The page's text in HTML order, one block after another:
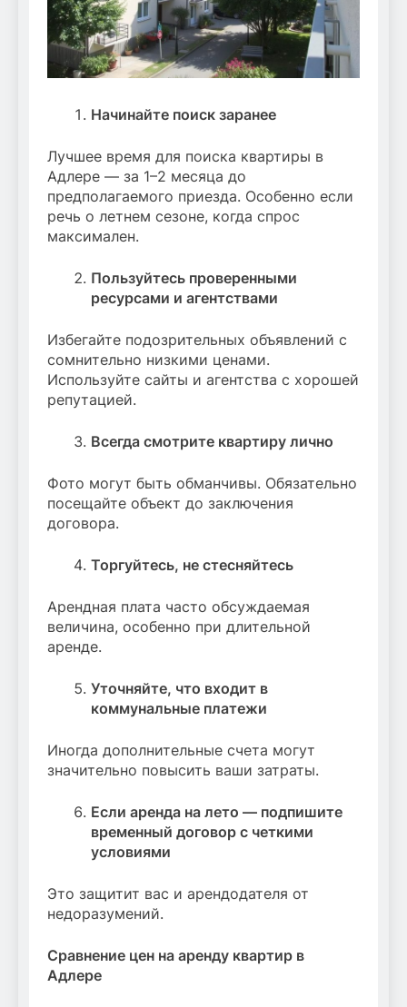
Начинайте поиск заранее
Лучшее время для поиска квартиры в
Адлере — за 1–2 месяца до
предполагаемого приезда. Особенно если
речь о летнем сезоне, когда спрос
максимален.
Пользуйтесь проверенными
ресурсами и агентствами
Избегайте подозрительных объявлений с
сомнительно низкими ценами.
Используйте сайты и агентства с хорошей
репутацией.
Всегда смотрите квартиру лично
Фото могут быть обманчивы. Обязательно
посещайте объект до заключения
договора.
Торгуйтесь, не стесняйтесь
Арендная плата часто обсуждаемая
величина, особенно при длительной
аренде.
Уточняйте, что входит в
коммунальные платежи
Иногда дополнительные счета могут
значительно повысить ваши затраты.
Если аренда на лето — подпишите
временный договор с четкими
условиями
Это защитит вас и арендодателя от
недоразумений.
Сравнение цен на аренду квартир в
Адлере